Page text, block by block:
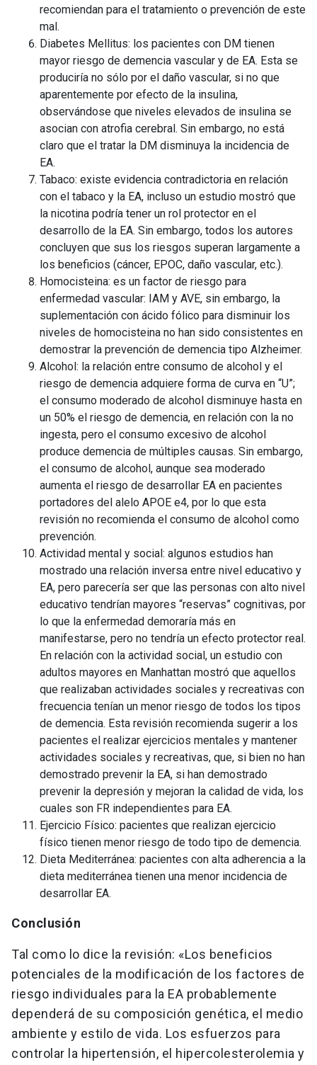
recomiendan para el tratamiento o prevención de este
mal.
Diabetes Mellitus: los pacientes con DM tienen
mayor riesgo de demencia vascular y de EA. Esta se
produciría no sólo por el daño vascular, si no que
aparentemente por efecto de la insulina,
observándose que niveles elevados de insulina se
asocian con atrofia cerebral. Sin embargo, no está
claro que el tratar la DM disminuya la incidencia de
EA.
Tabaco: existe evidencia contradictoria en relación
con el tabaco y la EA, incluso un estudio mostró que
la nicotina podría tener un rol protector en el
desarrollo de la EA. Sin embargo, todos los autores
concluyen que sus los riesgos superan largamente a
los beneficios (cáncer, EPOC, daño vascular, etc.).
Homocisteina: es un factor de riesgo para
enfermedad vascular: IAM y AVE, sin embargo, la
suplementación con ácido fólico para disminuir los
niveles de homocisteina no han sido consistentes en
demostrar la prevención de demencia tipo Alzheimer.
Alcohol: la relación entre consumo de alcohol y el
riesgo de demencia adquiere forma de curva en “U”;
el consumo moderado de alcohol disminuye hasta en
un 50% el riesgo de demencia, en relación con la no
ingesta, pero el consumo excesivo de alcohol
produce demencia de múltiples causas. Sin embargo,
el consumo de alcohol, aunque sea moderado
aumenta el riesgo de desarrollar EA en pacientes
portadores del alelo APOE e4, por lo que esta
revisión no recomienda el consumo de alcohol como
prevención.
Actividad mental y social: algunos estudios han
mostrado una relación inversa entre nivel educativo y
EA, pero parecería ser que las personas con alto nivel
educativo tendrían mayores “reservas” cognitivas, por
lo que la enfermedad demoraría más en
manifestarse, pero no tendría un efecto protector real.
En relación con la actividad social, un estudio con
adultos mayores en Manhattan mostró que aquellos
que realizaban actividades sociales y recreativas con
frecuencia tenían un menor riesgo de todos los tipos
de demencia. Esta revisión recomienda sugerir a los
pacientes el realizar ejercicios mentales y mantener
actividades sociales y recreativas, que, si bien no han
demostrado prevenir la EA, si han demostrado
prevenir la depresión y mejoran la calidad de vida, los
cuales son FR independientes para EA.
Ejercicio Físico: pacientes que realizan ejercicio
físico tienen menor riesgo de todo tipo de demencia.
Dieta Mediterránea: pacientes con alta adherencia a la
dieta mediterránea tienen una menor incidencia de
desarrollar EA.
Conclusión
Tal como lo dice la revisión: «Los beneficios
potenciales de la modificación de los factores de
riesgo individuales para la EA probablemente
dependerá de su composición genética, el medio
ambiente y estilo de vida. Los esfuerzos para
controlar la hipertensión, el hipercolesterolemia y